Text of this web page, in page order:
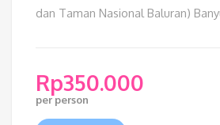
dan Taman Nasional Baluran)
Rp350.000
per person